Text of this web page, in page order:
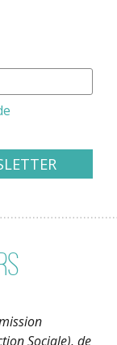
Sociale), de